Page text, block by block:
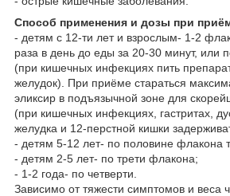
Способ применения и дозы при
- детям с 12-ти лет и взрослым- 1-2
раза в день до еды за 20-30 минут, или
(при кишечных инфекциях пить
желудок). При приёме стараться
эликсир в подъязычной зоне для
(при кишечных инфекциях, гастритах,
желудка и 12-перстной кишки
- детям 5-12 лет- по половине флакона
- детям 2-5 лет- по трети флакона;
- 1-2 года- по четверти.
Зависимо от тяжести симптомов и веса